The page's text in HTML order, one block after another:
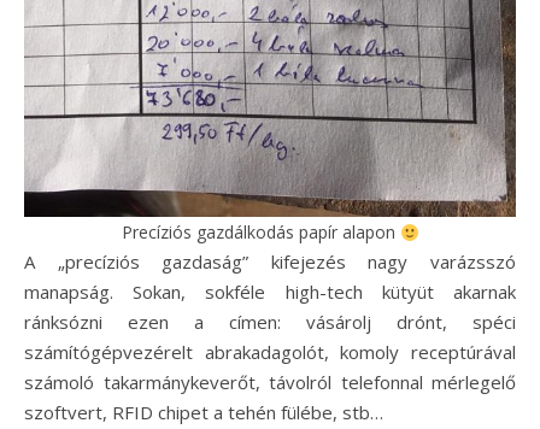
Precíziós gazdálkodás papír alapon
A „precíziós gazdaság” kifejezés nagy varázsszó
manapság. Sokan, sokféle high-tech kütyüt akarnak
ránksózni ezen a címen: vásárolj drónt, spéci
számítógépvezérelt abrakadagolót, komoly receptúrával
számoló takarmánykeverőt, távolról telefonnal mérlegelő
szoftvert, RFID chipet a tehén fülébe, stb…